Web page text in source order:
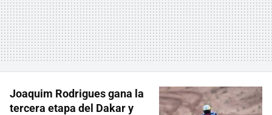
Joaquim Rodrigues gana la
tercera etapa del Dakar y